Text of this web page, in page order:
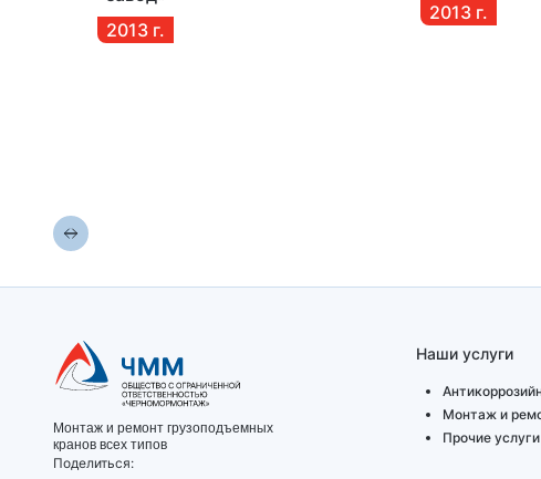
2013 г.
2013 г.
Монтаж и ремонт грузоподъемных
кранов всех типов
Поделиться:
Наши услуги
Монтаж и
Прочие услуги